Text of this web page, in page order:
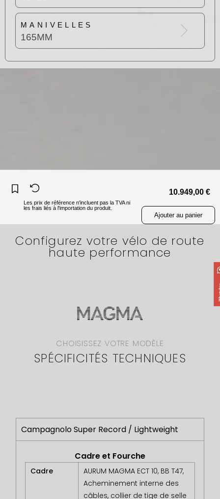
MANIVELLES
165MM
10.949,00 €
Les prix de référence n'incluent pas la TVA ni
les frais liés à l'importation du produit.
Ajouter au panier
Configurez votre vélo de route
haute performance
CHOISISSEZ VOTRE MODÈLE
SPÉCIFICITÉS TECHNIQUES
Campagnolo Super Record / Lightweight
Cadre et Fourche
Cadre
AURUM MAGMA ECT 10, BB T47,
Acheminement interne des
câbles, collier de tige de selle